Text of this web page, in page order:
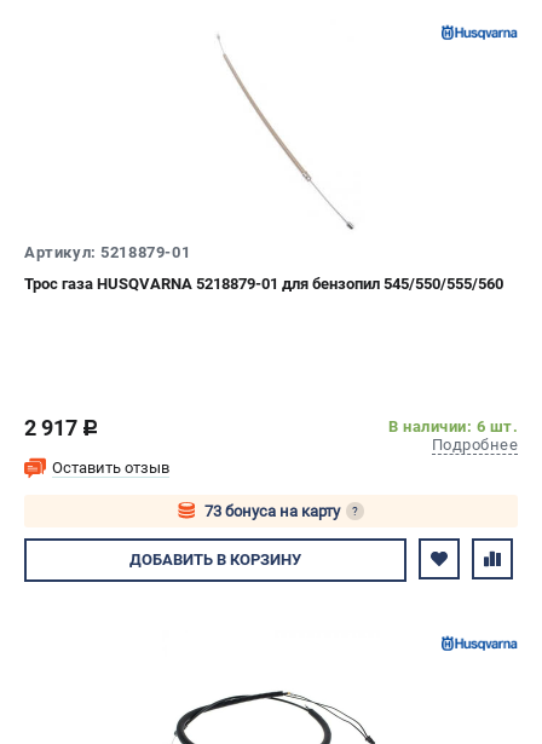
Артикул: 5218879-01
Трос газа HUSQVARNA 5218879-01 для бензопил 545/550/555/560
2 917 c
В наличии: 6 шт.
Подробнее
Оставить отзыв
73 бонуса на карту ?
Авторизуйтесь
ДОБАВИТЬ В КОРЗИНУ